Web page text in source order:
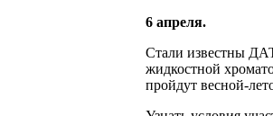
6 апреля.
Стали известны
жидкостной
пройдут весной-